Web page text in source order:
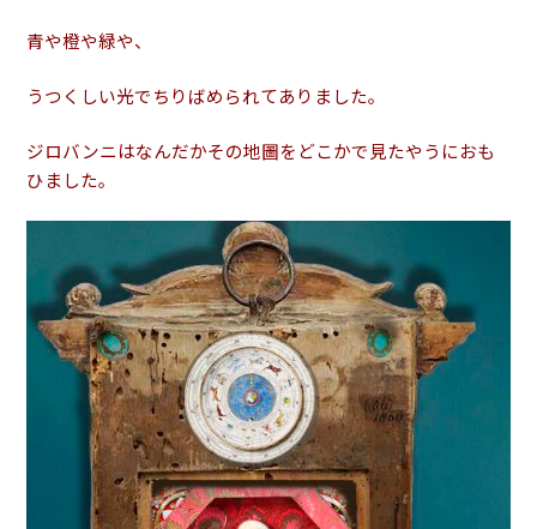
青や橙や緑や、
うつくしい光でちりばめられてありました。
ジロバンニはなんだかその地圖をどこかで見たやうにおも
ひました。